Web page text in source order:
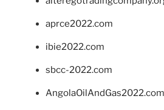
aprce2022.com
ibie2022.com
sbcc-2022.com
AngolaOilAndGas2022.com